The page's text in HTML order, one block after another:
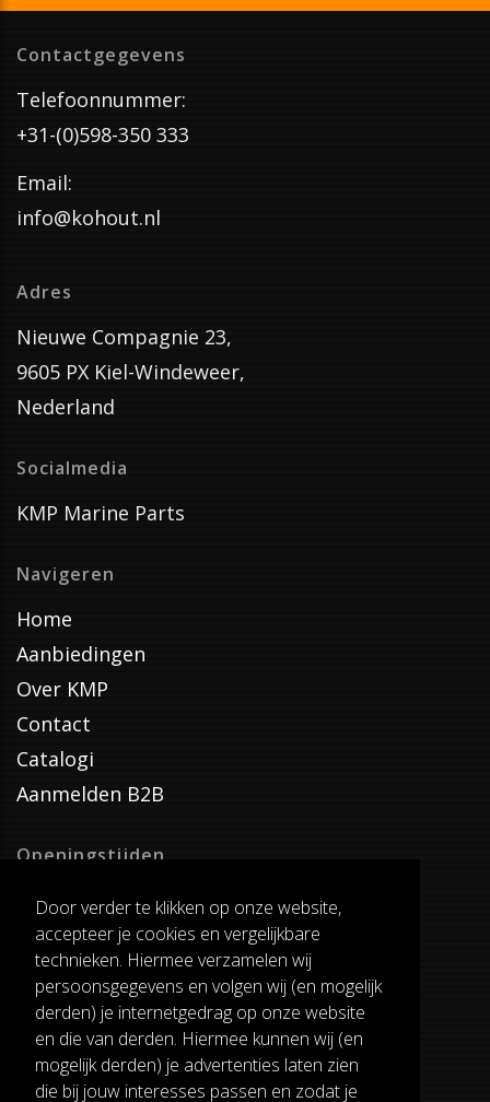
Door verder te klikken op onze website,
accepteer je cookies en vergelijkbare
technieken. Hiermee verzamelen wij
persoonsgegevens en volgen wij (en mogelijk
derden) je internetgedrag op onze website
en die van derden. Hiermee kunnen wij (en
mogelijk derden) je advertenties laten zien
die bij jouw interesses passen en zodat je
Contactgegevens
Telefoonnummer:
+31-(0)598-350 333
Email:
info@kohout.nl
Adres
Nieuwe Compagnie 23,
9605 PX Kiel-Windeweer,
Nederland
Socialmedia
KMP Marine Parts
Navigeren
Home
Aanbiedingen
Over KMP
Contact
Catalogi
Aanmelden B2B
Openingstijden
Dinsdag T/M Zaterdag
van 8:00-17:00
Verzenddagen
Dinsdag T/M Vrijdag
Pauze
12:30-13:00